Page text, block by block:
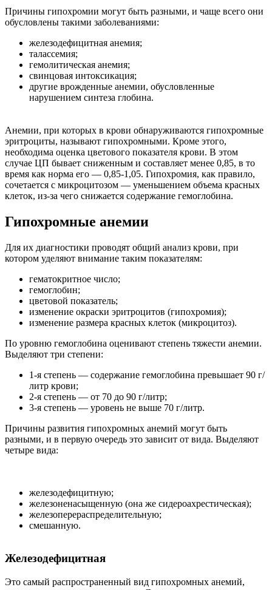
Причины гипохромии могут быть разными, и чаще всего они
обусловлены такими заболеваниями:
железодефицитная анемия;
талассемия;
гемолитическая анемия;
свинцовая интоксикация;
другие врожденные анемии, обусловленные
нарушением синтеза глобина.
Анемии, при которых в крови обнаруживаются гипохромные
эритроциты, называют гипохромными. Кроме этого,
необходима оценка цветового показателя крови. В этом
случае ЦП бывает сниженным и составляет менее 0,85, в то
время как норма его — 0,85-1,05. Гипохромия, как правило,
сочетается с микроцитозом — уменьшением объема красных
клеток, из-за чего снижается содержание гемоглобина.
Гипохромные анемии
Для их диагностики проводят общий анализ крови, при
котором уделяют внимание таким показателям:
гематокритное число;
гемоглобин;
цветовой показатель;
изменение окраски эритроцитов (гипохромия);
изменение размера красных клеток (микроцитоз).
По уровню гемоглобина оценивают степень тяжести анемии.
Выделяют три степени:
1-я степень — содержание гемоглобина превышает 90 г/
литр крови;
2-я степень — от 70 до 90 г/литр;
3-я степень — уровень не выше 70 г/литр.
Причины развития гипохромных анемий могут быть
разными, и в первую очередь это зависит от вида. Выделяют
четыре вида:
железодефицитную;
железоненасыщенную (она же сидероахрестическая);
железоперераспределительную;
смешанную.
Железодефицитная
Это самый распространенный вид гипохромных анемий,